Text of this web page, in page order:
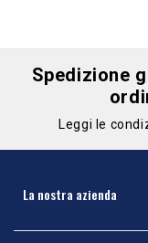
Spedizione
Leggi le
La nostra azienda